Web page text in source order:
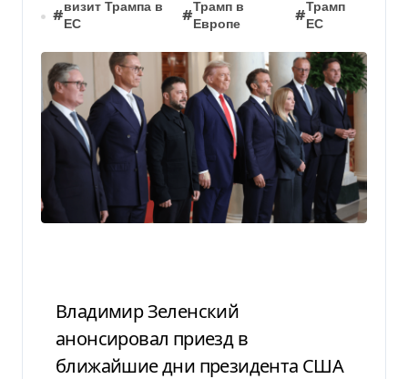
#
визит Трампа в
ЕС
#
Трамп в
Европе
#
Трамп
ЕС
Владимир Зеленский
анонсировал приезд в
ближайшие дни президента США